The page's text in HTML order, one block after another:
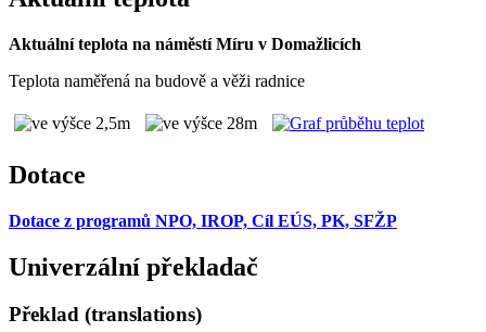
Aktuální teplota na náměstí Míru v Domažlicích
Teplota naměřená na budově a věži radnice
Dotace
Dotace z programů NPO, IROP, Cíl EÚS, PK, SFŽP
Univerzální překladač
Překlad (translations)